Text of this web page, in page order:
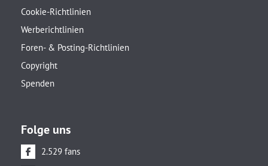
Cookie-Richtlinien
Werberichtlinien
Foren- & Posting-Richtlinien
Copyright
Spenden
Folge uns
2.529 fans